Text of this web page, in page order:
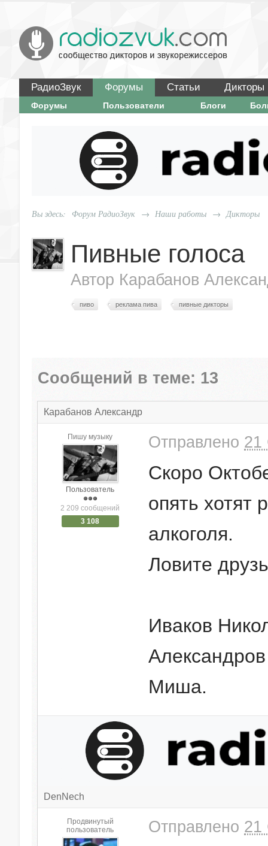
РадиоЗвук Форумы Статьи Дикторы
Форумы Пользователи Блоги
Вы здесь: Форум РадиоЗвук → Наши работы → Дикторы
Пивные голоса
Автор Карабанов
пиво реклама пива пивные дикторы
Сообщений в теме: 13
Карабанов Александр
Пишу музыку
Пользователь
2 209 сообщений
3 108
Отправлено 21
Скоро
опять хотят
алкоголя.
Ловите
Иваков
Миша.
DenNech
Продвинутый
пользователь
Отправлено 21